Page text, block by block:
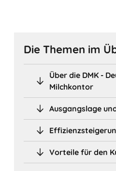
Die Themen im
Über die DMK -
Milchkontor
Ausgangslage
Vorteile für den